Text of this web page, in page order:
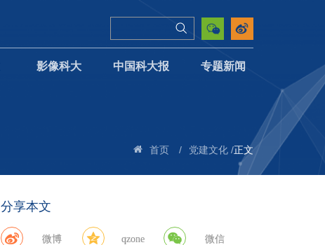
影像科大 中国科大报 专题新闻
首页 / 党建文化 /正文
分享本文
微博 qzone 微信